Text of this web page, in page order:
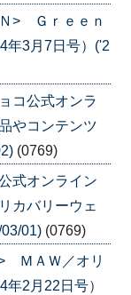
> Ｇｒｅｅｎ
年3月7日号）('2
コ公式オンラ
やコンテンツ
(0769)
式オンライン
カバリーウェ
01) (0769)
ＭＡＷ／オリ
2月22日号）